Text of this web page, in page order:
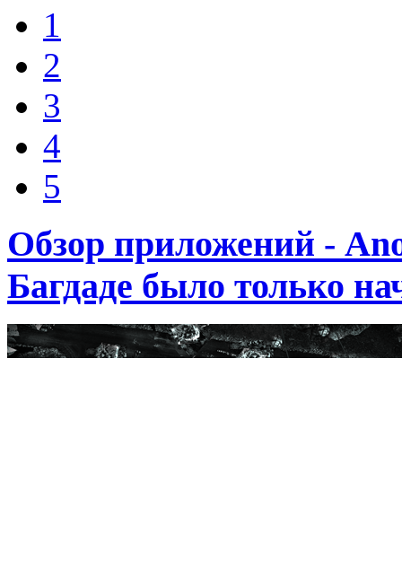
1
2
3
4
5
Обзор приложений -
Багдаде было только